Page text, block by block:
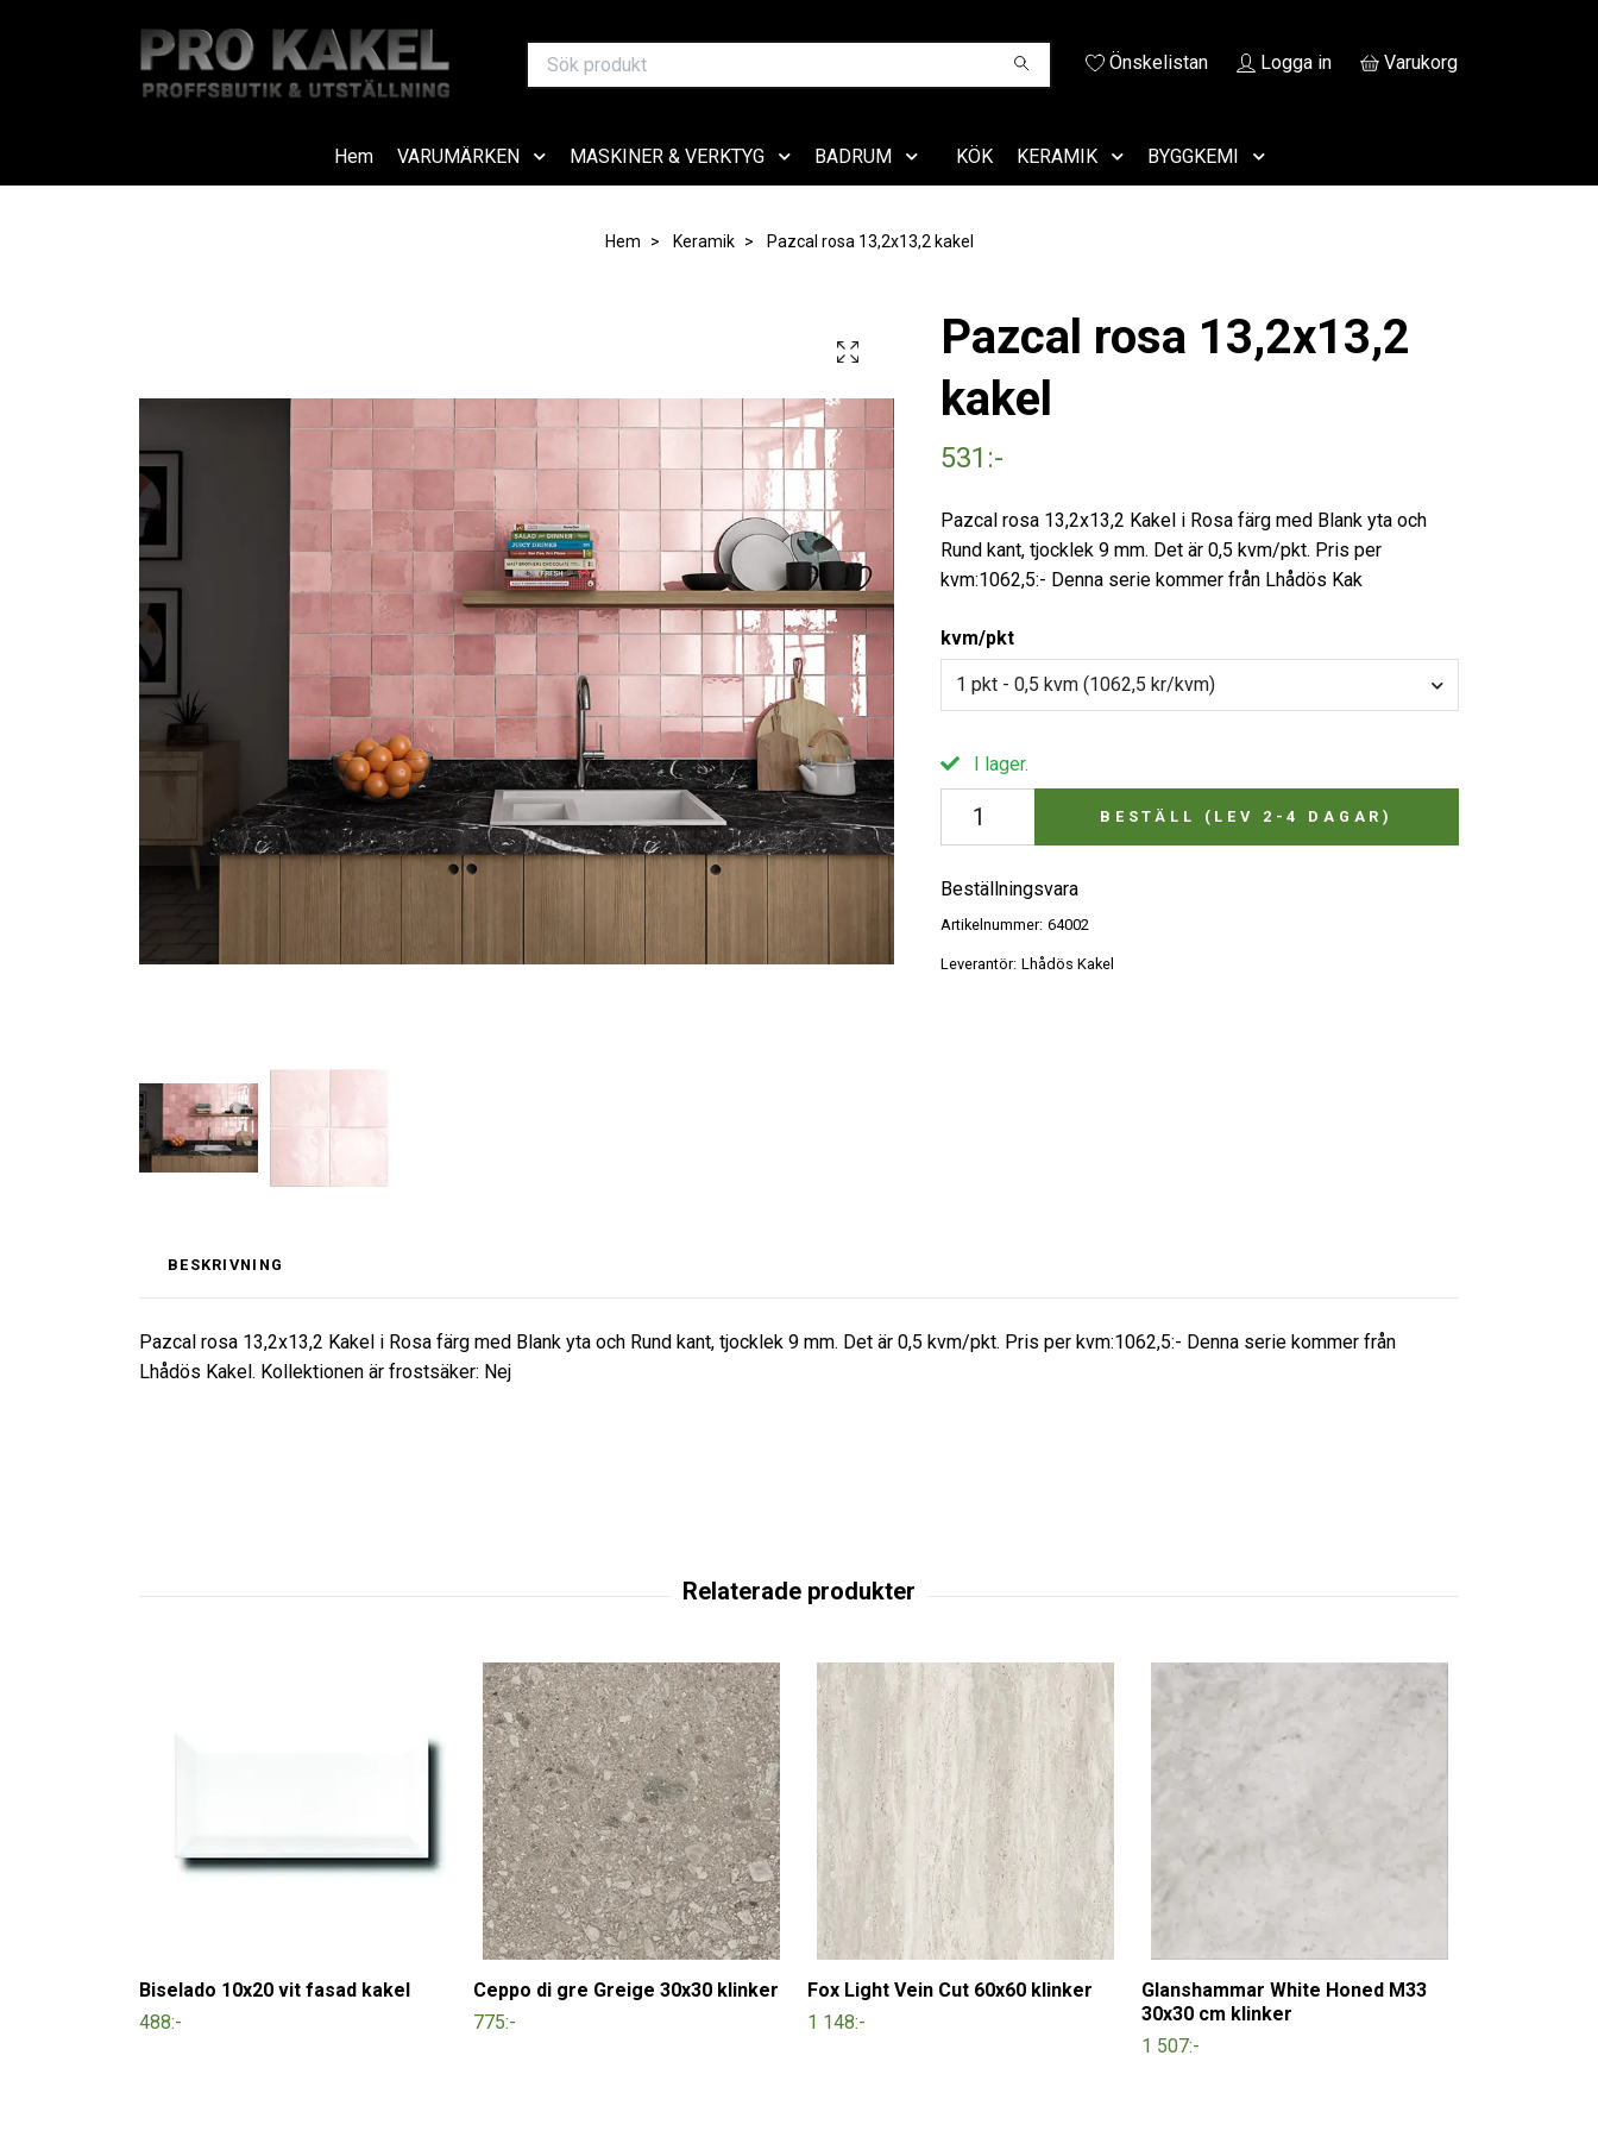
Önskelistan Logga in Varukorg
Hem VARUMÄRKEN MASKINER & VERKTYG BADRUM KÖK KERAMIK BYGGKEMI
Hem Keramik Pazcal rosa 13,2x13,2 kakel
Pazcal rosa 13,2x13,2
kakel
531:-
Pazcal rosa 13,2x13,2 Kakel i Rosa färg med Blank yta och
Rund kant, tjocklek 9 mm. Det är 0,5 kvm/pkt. Pris per
kvm:1062,5:- Denna serie kommer från Lhådös Kak
kvm/pkt
1 pkt - 0,5 kvm (1062,5 kr/kvm)
I lager.
BESTÄLL (LEV 2-4 DAGAR)
Beställningsvara
Artikelnummer: 64002
Leverantör: Lhådös Kakel
BESKRIVNING
Pazcal rosa 13,2x13,2 Kakel i Rosa färg med Blank yta och Rund kant, tjocklek 9 mm. Det är 0,5 kvm/pkt. Pris per kvm:1062,5:- Denna serie kommer från
Lhådös Kakel. Kollektionen är frostsäker: Nej
Biselado 10x20 vit fasad kakel
488:-
Ceppo di gre Greige 30x30 klinker
775:-
Fox Light Vein Cut 60x60 klinker
1 148:-
Glanshammar White Honed M33
30x30 cm klinker
1 507:-